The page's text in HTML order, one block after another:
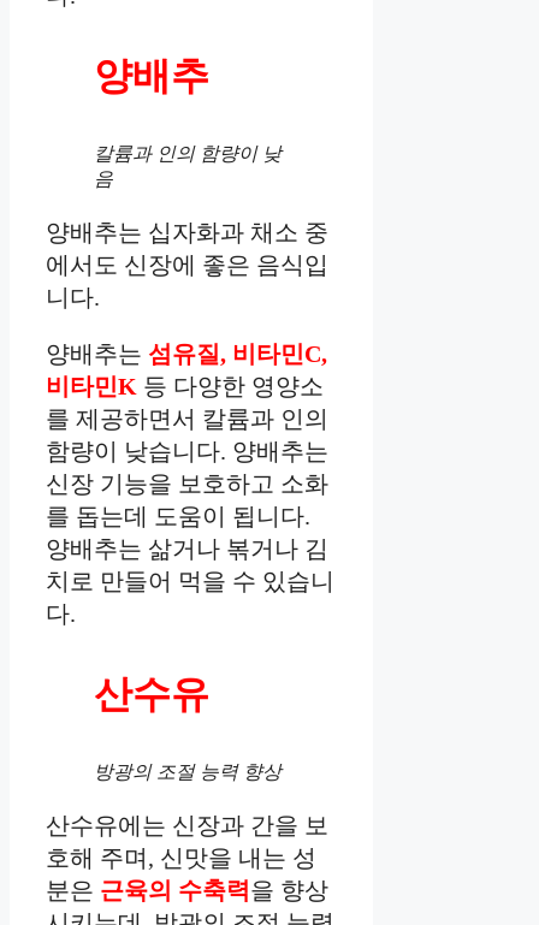
양배추
칼륨과 인의 함량이 낮
음
양배추는 십자화과 채소 중
에서도 신장에 좋은 음식입
니다.
양배추는 섬유질, 비타민C,
비타민K 등 다양한 영양소
를 제공하면서 칼륨과 인의
함량이 낮습니다. 양배추는
신장 기능을 보호하고 소화
를 돕는데 도움이 됩니다.
양배추는 삶거나 볶거나 김
치로 만들어 먹을 수 있습니
다.
산수유
방광의 조절 능력 향상
산수유에는 신장과 간을 보
호해 주며, 신맛을 내는 성
분은 근육의 수축력을 향상